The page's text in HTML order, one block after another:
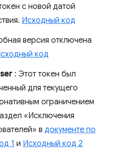
с новой датой
Исходный код
версия отключена
код
: Этот токен был
для текущего
ограничением
«Исключения
в документе по
1 и Исходный код 2